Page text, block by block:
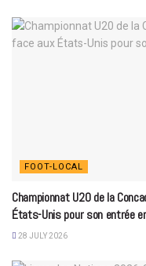
FOOT-LOCAL
Championnat U20 de la
États-Unis pour son entrée
28 JULY 2026